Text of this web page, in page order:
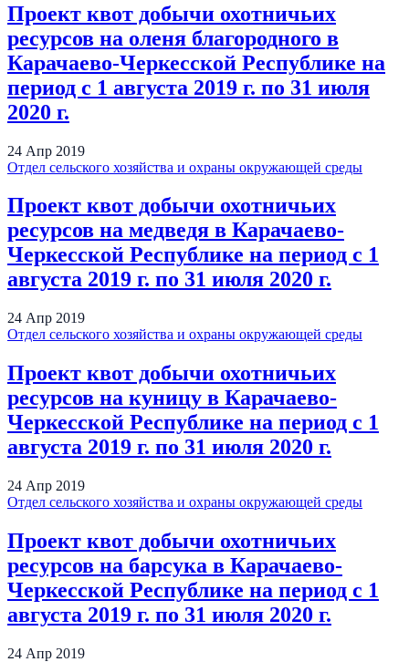
Проект квот добычи охотничьих
ресурсов на оленя благородного в
Карачаево-Черкесской Республике на
период с 1 августа 2019 г. по 31 июля
2020 г.
24 Апр 2019
Отдел сельского хозяйства и охраны окружающей среды
Проект квот добычи охотничьих
ресурсов на медведя в Карачаево-
Черкесской Республике на период с 1
августа 2019 г. по 31 июля 2020 г.
24 Апр 2019
Отдел сельского хозяйства и охраны окружающей среды
Проект квот добычи охотничьих
ресурсов на куницу в Карачаево-
Черкесской Республике на период с 1
августа 2019 г. по 31 июля 2020 г.
24 Апр 2019
Отдел сельского хозяйства и охраны окружающей среды
Проект квот добычи охотничьих
ресурсов на барсука в Карачаево-
Черкесской Республике на период с 1
августа 2019 г. по 31 июля 2020 г.
24 Апр 2019